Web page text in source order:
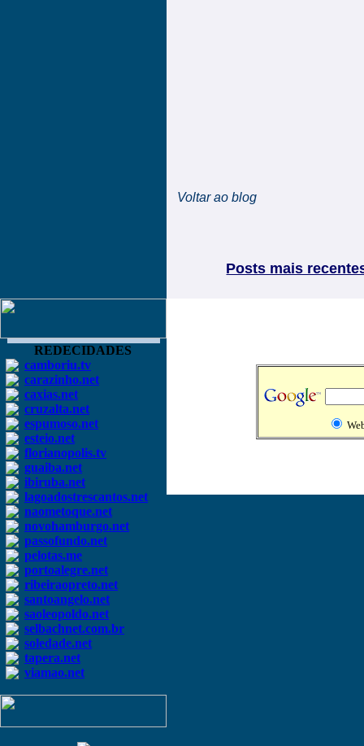
REDECIDADES
camboriu.tv
carazinho.net
caxias.net
cruzalta.net
espumoso.net
esteio.net
florianopolis.tv
guaiba.net
ibiruba.net
lagoadostrescantos.net
naometoque.net
novohamburgo.net
passofundo.net
pelotas.me
portoalegre.net
ribeiraopreto.net
santoangelo.net
saoleopoldo.net
selbachnet.com.br
soledade.net
tapera.net
viamao.net
Voltar ao blog
Posts mais